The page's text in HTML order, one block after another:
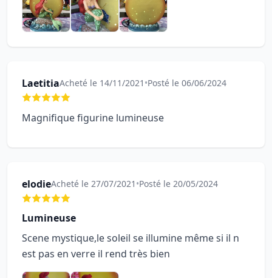
LaetitiaAcheté le 14/11/2021 •Posté le 06/06/2024
Magnifique figurine lumineuse
elodieAcheté le 27/07/2021 •Posté le 20/05/2024
Lumineuse
Scene mystique,le soleil se illumine même si il n
est pas en verre il rend très bien